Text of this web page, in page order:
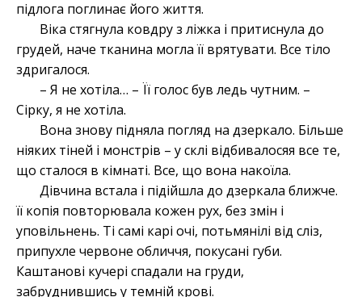
підлога поглинає його життя.
Віка стягнула ковдру з ліжка і притиснула до
грудей, наче тканина могла її врятувати. Все тіло
здригалося.
– Я не хотіла… – Її голос був ледь чутним. –
Сірку, я не хотіла.
Вона знову підняла погляд на дзеркало. Більше
ніяких тіней і монстрів – у склі відбивалосяя все те,
що сталося в кімнаті. Все, що вона накоїла.
Дівчина встала і підійшла до дзеркала ближче.
її копія повторювала кожен рух, без змін і
уповільнень. Ті самі карі очі, потьмянілі від сліз,
припухле червоне обличчя, покусані губи.
Каштанові кучері спадали на груди,
забруднившись у темній крові.